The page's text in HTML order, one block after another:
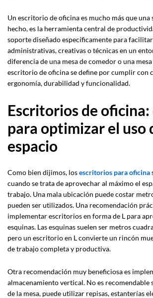
Un escritorio de oficina es mucho más que una
hecho, es la herramienta central de
soporte diseñado específicamente para
administrativas, creativas o técnicas en un
diferencia de una mesa de comedor o una
escritorio de oficina se define por cumplir con
ergonomía, durabilidad y funcionalidad.
Escritorios de oficina
para optimizar el uso
espacio
Como bien dijimos, losescritorios para oficina
cuando se trata de aprovechar al máximo el
trabajo. Una mala ubicación puede costar
pueden ser utilizados. Una recomendación
implementar escritorios en forma de L para
esquinas. Las esquinas suelen ser metros
pero un escritorio en L convierte un rincón
de trabajo completa y productiva.
Otra recomendación muy beneficiosa es
almacenamiento vertical. No es recomendable
de la mesa, puede utilizar repisas, estanterías